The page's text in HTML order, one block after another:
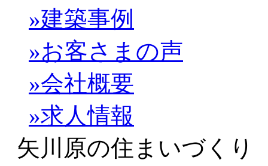
»建築事例
»お客さまの声
»会社概要
»求人情報
矢川原の住まいづくり